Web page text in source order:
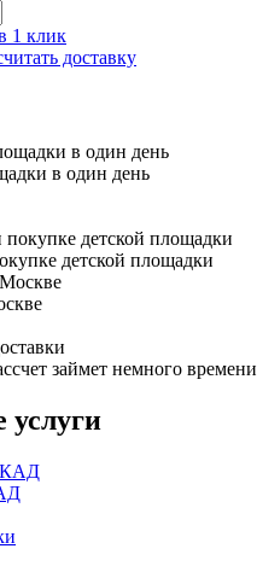
1 клик
доставку
в один день
детской площадки
займет немного времени
услуги